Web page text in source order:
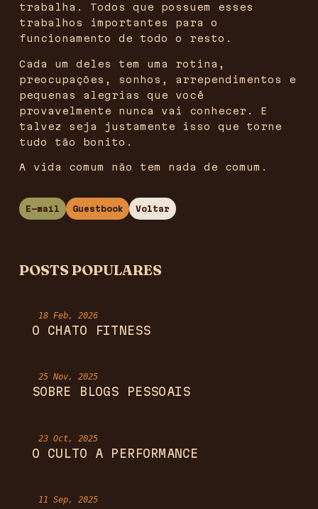
trabalha. Todos que possuem esses
trabalhos importantes para o
funcionamento de todo o resto.
Cada um deles tem uma rotina,
preocupações, sonhos, arrependimentos e
pequenas alegrias que você
provavelmente nunca vai conhecer. E
talvez seja justamente isso que torne
tudo tão bonito.
A vida comum não tem nada de comum.
E-mail Guestbook Voltar
POSTS POPULARES
18 Feb, 2026
O CHATO FITNESS
25 Nov, 2025
SOBRE BLOGS PESSOAIS
23 Oct, 2025
O CULTO A PERFORMANCE
11 Sep, 2025